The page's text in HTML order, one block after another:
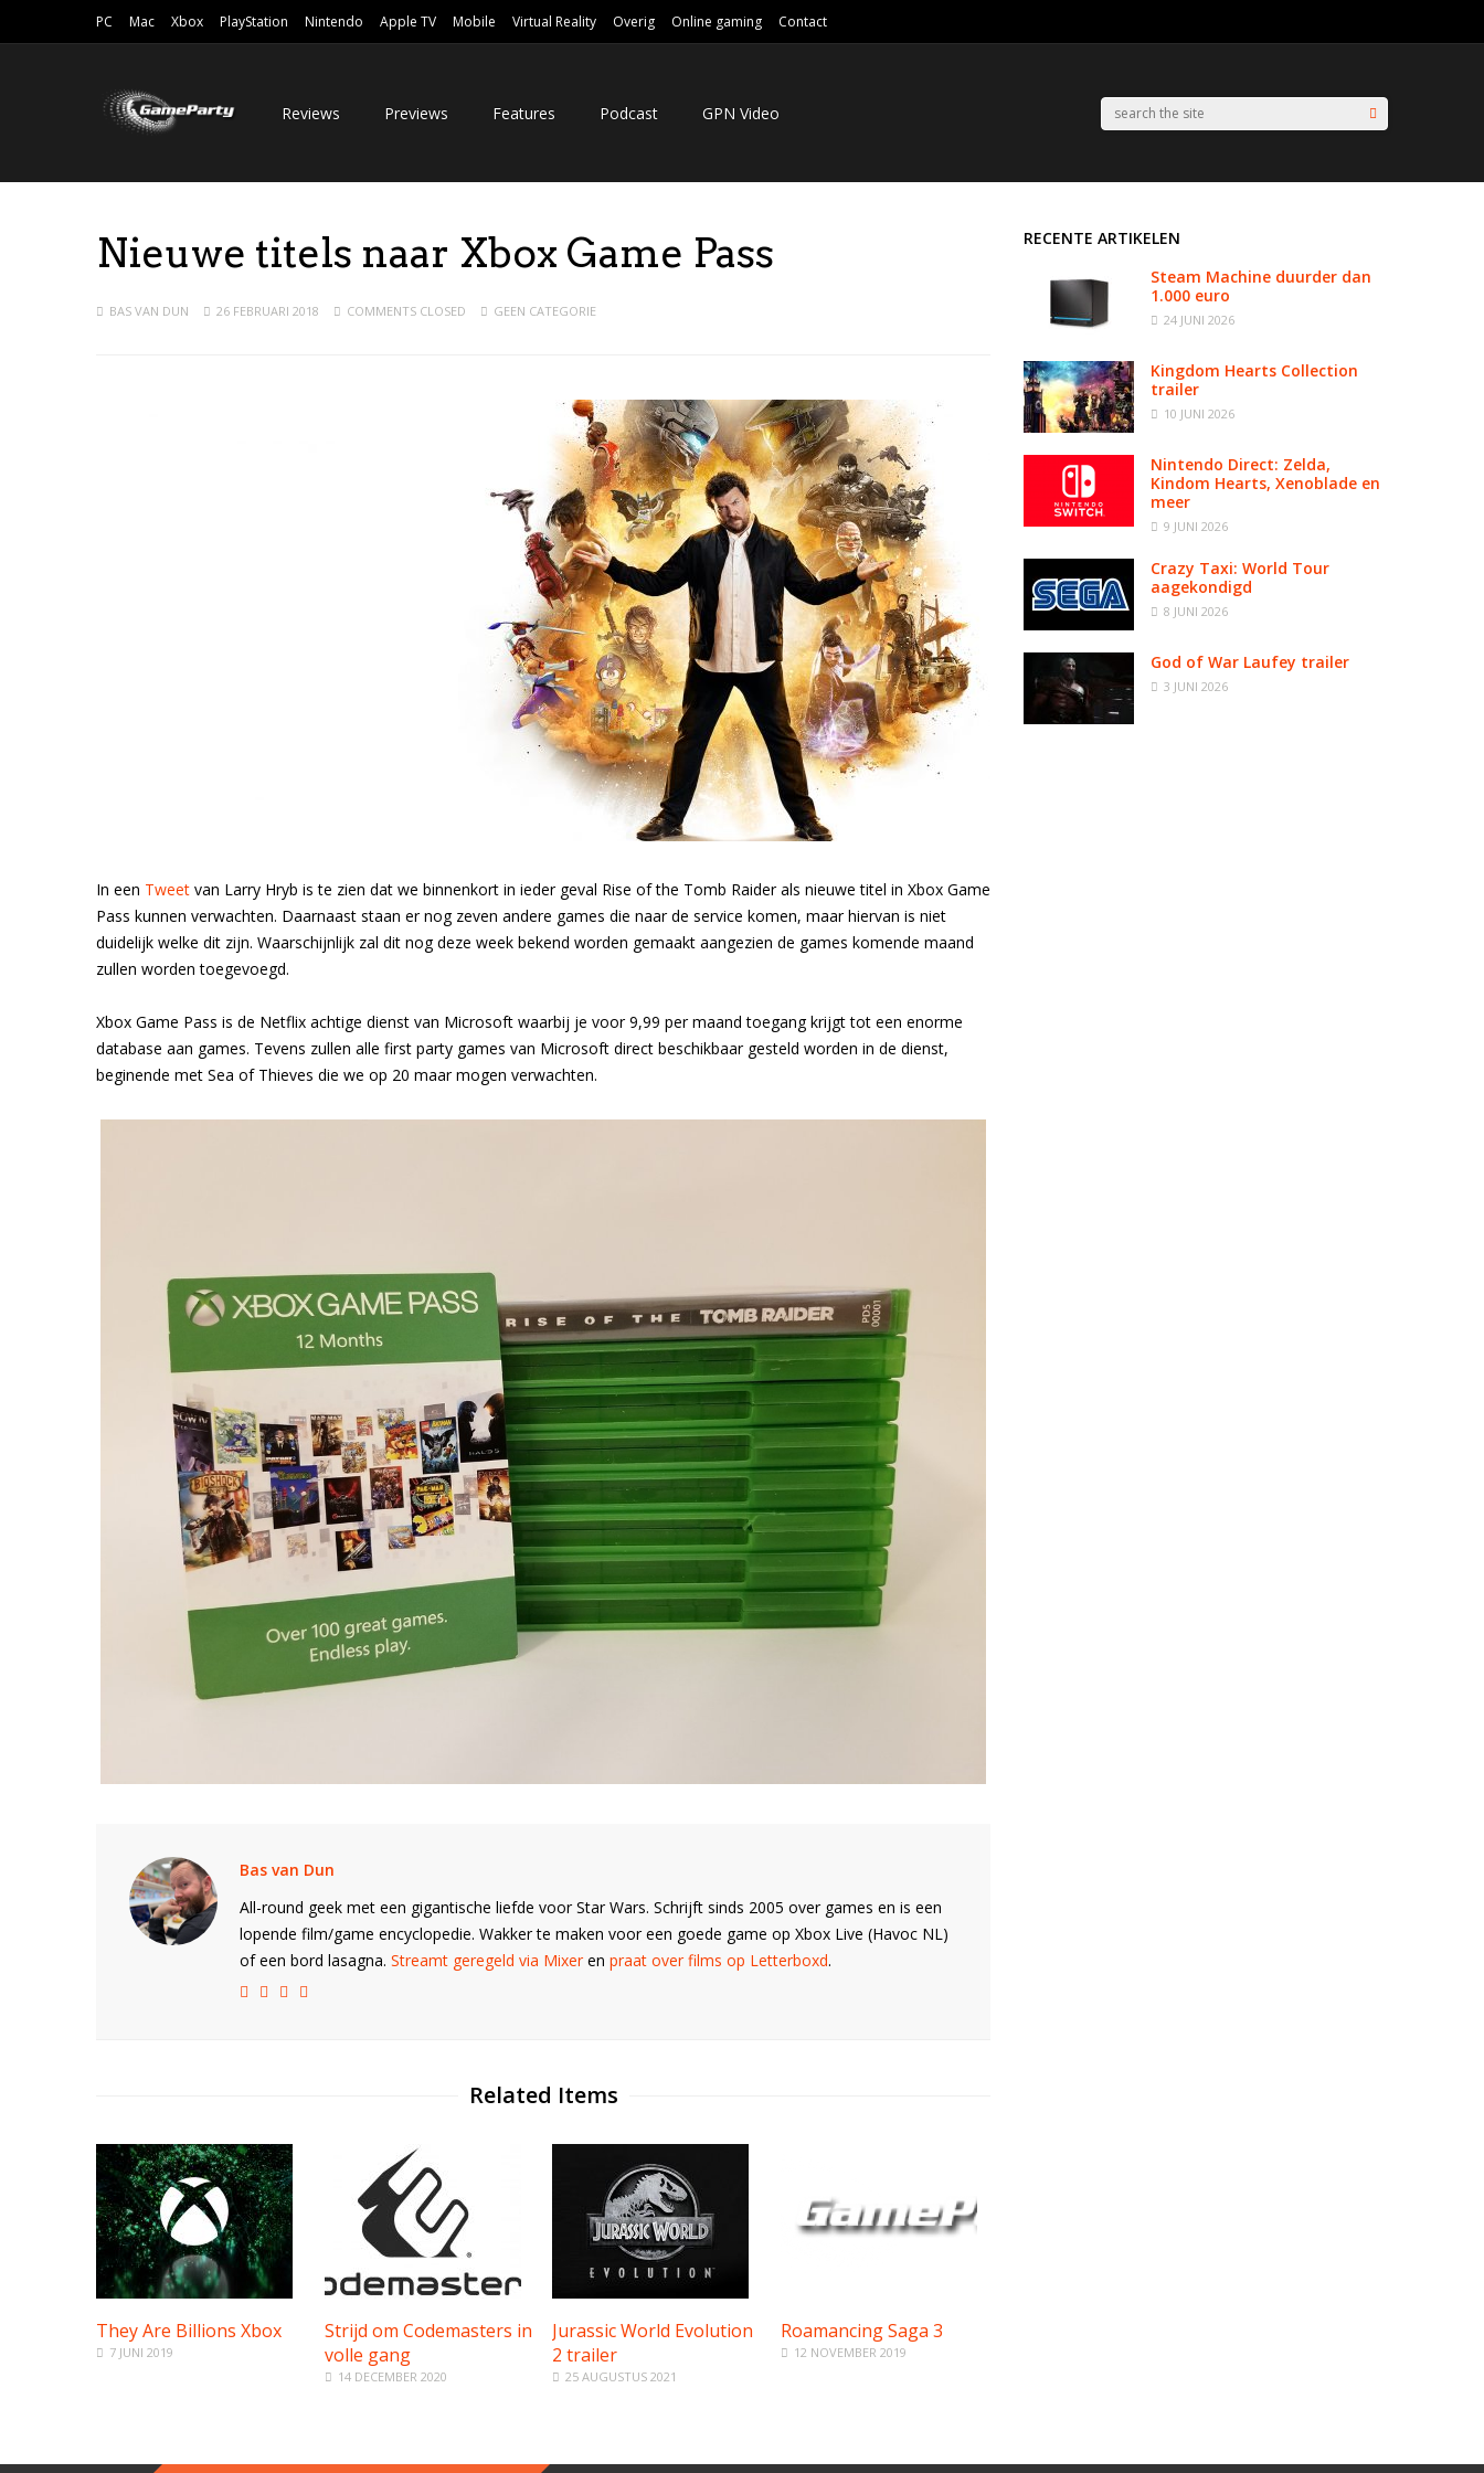
PC Mac Xbox PlayStation Nintendo Apple TV Mobile Virtual Reality Overig Online gaming Contact
Reviews Previews Features Podcast GPN Video
Nieuwe titels naar Xbox Game Pass
BAS VAN DUN 26 FEBRUARI 2018 COMMENTS CLOSED GEEN CATEGORIE
In een Tweet van Larry Hryb is te zien dat we binnenkort in ieder geval Rise of the Tomb Raider als nieuwe titel in Xbox Game
Pass kunnen verwachten. Daarnaast staan er nog zeven andere games die naar de service komen, maar hiervan is niet
duidelijk welke dit zijn. Waarschijnlijk zal dit nog deze week bekend worden gemaakt aangezien de games komende maand
zullen worden toegevoegd.
Xbox Game Pass is de Netflix achtige dienst van Microsoft waarbij je voor 9,99 per maand toegang krijgt tot een enorme
database aan games. Tevens zullen alle first party games van Microsoft direct beschikbaar gesteld worden in de dienst,
beginende met Sea of Thieves die we op 20 maar mogen verwachten.
Bas van Dun
All-round geek met een gigantische liefde voor Star Wars. Schrijft sinds 2005 over games en is een
lopende film/game encyclopedie. Wakker te maken voor een goede game op Xbox Live (Havoc NL)
of een bord lasagna. Streamt geregeld via Mixeren praat over films op Letterboxd.
Related Items
They Are Billions Xbox
7 JUNI 2019
Strijd om Codemasters in
volle gang
14 DECEMBER 2020
Jurassic World Evolution
2 trailer
25 AUGUSTUS 2021
Roamancing Saga 3
12 NOVEMBER 2019
RECENTE ARTIKELEN
Steam Machine duurder dan
1.000 euro
24 JUNI 2026
Kingdom Hearts Collection
trailer
10 JUNI 2026
Nintendo Direct: Zelda,
Kindom Hearts, Xenoblade en
meer
9 JUNI 2026
Crazy Taxi: World Tour
aagekondigd
8 JUNI 2026
God of War Laufey trailer
3 JUNI 2026